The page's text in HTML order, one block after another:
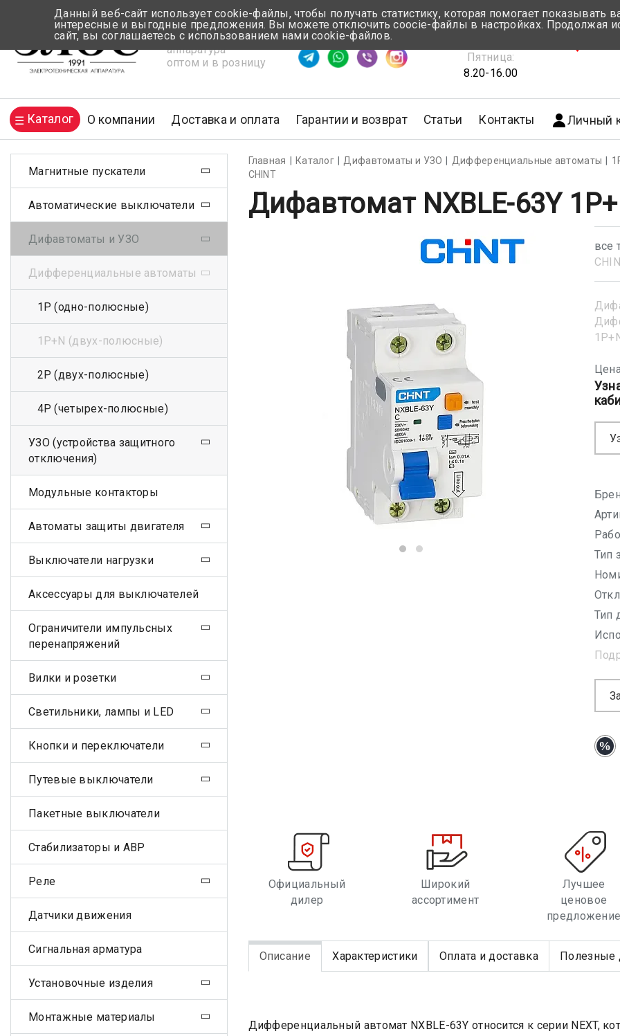
Электротехническая
аппаратура
оптом и в розницу
Время ответа ≈ 5 мин
Понедельник-Четверг:
Пятница:
8.20-16.00
Каталог О компании Доставка и оплата Гарантии и возврат Статьи Контакты Личный
Главная Каталог Дифавтоматы и УЗО Дифференциальные автоматы
CHINT
Дифавтомат NXBLE-63Y
все
Тип
Тип
Официальный
дилер
Широкий
ассортимент
Лучшее
ценовое
предложение
Описание Характеристики Оплата и доставка Полезные
Дифференциальный автомат NXBLE-63Y относится к серии NEXT,
Магнитные пускатели
Автоматические выключатели
Дифавтоматы и УЗО
Дифференциальные автоматы
1Р (одно-полюсные)
1Р+N (двух-полюсные)
2Р (двух-полюсные)
4Р (четырех-полюсные)
УЗО (устройства защитного
отключения)
Модульные контакторы
Автоматы защиты двигателя
Выключатели нагрузки
Аксессуары для выключателей
Ограничители импульсных
перенапряжений
Вилки и розетки
Светильники, лампы и LED
Кнопки и переключатели
Путевые выключатели
Пакетные выключатели
Стабилизаторы и АВР
Реле
Датчики движения
Сигнальная арматура
Установочные изделия
Монтажные материалы
Данный веб-сайт использует cookie-файлы, чтобы получать статистику, которая помогает показывать
интересные и выгодные предложения. Вы можете отключить coocie-файлы в настройках. Продолжая
сайт, вы соглашаетесь с использованием нами cookie-файлов.